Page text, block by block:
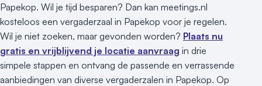
Papekop. Wil je tijd besparen? Dan kan meetings.nl
kosteloos een vergaderzaal in Papekop voor je regelen.
Wil je niet zoeken, maar gevonden worden? Plaats nu
gratis en vrijblijvend je locatie aanvraag in drie
simpele stappen en ontvang de passende en verrassende
aanbiedingen van diverse vergaderzalen in Papekop. Op